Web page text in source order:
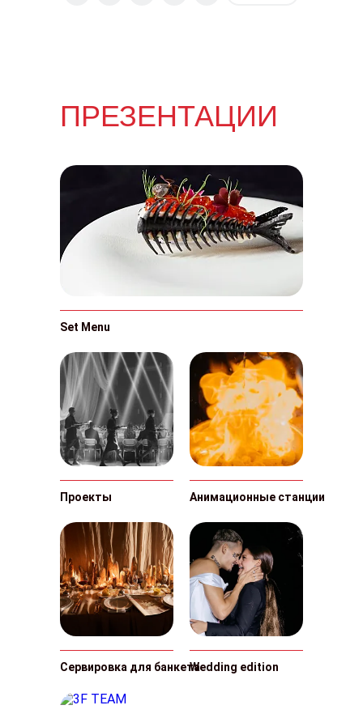
ПРЕЗЕНТАЦИИ
Set Menu
Проекты Анимационные станции
Сервировка для банкетаWedding edition